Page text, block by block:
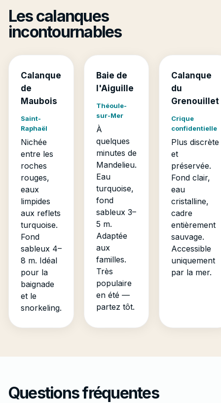
Les calanques
incontournables
Calanque
de
Maubois
Saint-
Raphaël
Nichée
entre les
roches
rouges,
eaux
limpides
aux reflets
turquoise.
Fond
sableux 4–
8 m. Idéal
pour la
baignade
et le
snorkeling.
Baie de
l'Aiguille
Théoule-
sur-Mer
À
quelques
minutes de
Mandelieu.
Eau
turquoise,
fond
sableux 3–
5 m.
Adaptée
aux
familles.
Très
populaire
en été —
partez tôt.
Calanque
du
Grenouillet
Crique
confidentielle
Plus discrète
et
préservée.
Fond clair,
eau
cristalline,
cadre
entièrement
sauvage.
Accessible
uniquement
par la mer.
Questions fréquentes